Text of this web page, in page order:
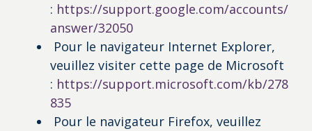
: https://support.google.com/accounts/
answer/32050
Pour le navigateur Internet Explorer,
veuillez visiter cette page de Microsoft
: https://support.microsoft.com/kb/278
835
Pour le navigateur Firefox, veuillez